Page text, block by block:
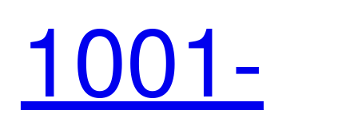
过视频
1001-